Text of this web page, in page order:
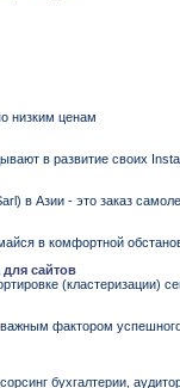
низким ценам
в развитие своих
в Азии - это заказ
в комфортной
для сайтов
(кластеризации)
фактором
бухгалтерии,